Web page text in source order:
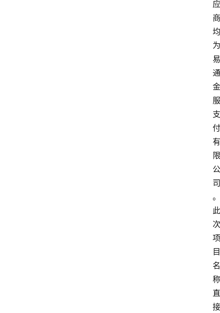
应
商
均
为
易
通
金
服
支
付
有
限
公
司
。
此
次
项
目
名
称
直
接